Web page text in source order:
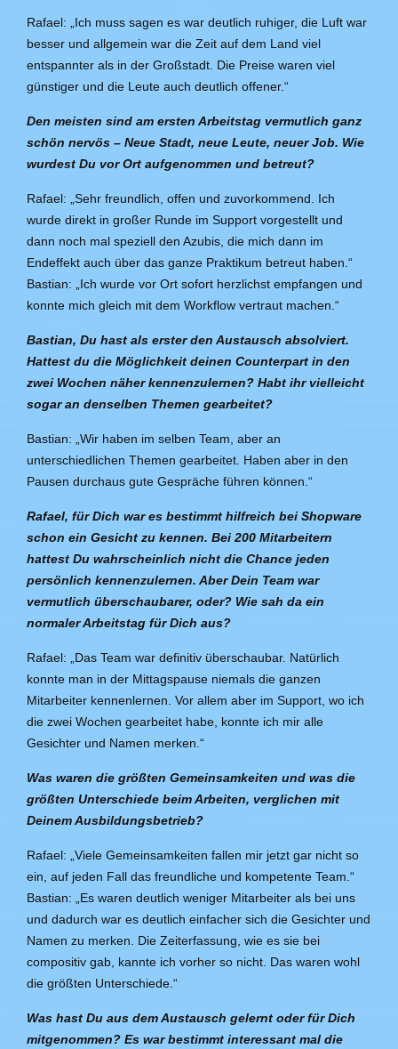
Rafael: „Ich muss sagen es war deutlich ruhiger, die Luft war
besser und allgemein war die Zeit auf dem Land viel
entspannter als in der Großstadt. Die Preise waren viel
günstiger und die Leute auch deutlich offener.“
Den meisten sind am ersten Arbeitstag vermutlich ganz
schön nervös – Neue Stadt, neue Leute, neuer Job. Wie
wurdest Du vor Ort aufgenommen und betreut?
Rafael: „Sehr freundlich, offen und zuvorkommend. Ich
wurde direkt in großer Runde im Support vorgestellt und
dann noch mal speziell den Azubis, die mich dann im
Endeffekt auch über das ganze Praktikum betreut haben.“
Bastian: „Ich wurde vor Ort sofort herzlichst empfangen und
konnte mich gleich mit dem Workflow vertraut machen.“
Bastian, Du hast als erster den Austausch absolviert.
Hattest du die Möglichkeit deinen Counterpart in den
zwei Wochen näher kennenzulernen? Habt ihr vielleicht
sogar an denselben Themen gearbeitet?
Bastian: „Wir haben im selben Team, aber an
unterschiedlichen Themen gearbeitet. Haben aber in den
Pausen durchaus gute Gespräche führen können.“
Rafael, für Dich war es bestimmt hilfreich bei Shopware
schon ein Gesicht zu kennen. Bei 200 Mitarbeitern
hattest Du wahrscheinlich nicht die Chance jeden
persönlich kennenzulernen. Aber Dein Team war
vermutlich überschaubarer, oder? Wie sah da ein
normaler Arbeitstag für Dich aus?
Rafael: „Das Team war definitiv überschaubar. Natürlich
konnte man in der Mittagspause niemals die ganzen
Mitarbeiter kennenlernen. Vor allem aber im Support, wo ich
die zwei Wochen gearbeitet habe, konnte ich mir alle
Gesichter und Namen merken.“
Was waren die größten Gemeinsamkeiten und was die
größten Unterschiede beim Arbeiten, verglichen mit
Deinem Ausbildungsbetrieb?
Rafael: „Viele Gemeinsamkeiten fallen mir jetzt gar nicht so
ein, auf jeden Fall das freundliche und kompetente Team.“
Bastian: „Es waren deutlich weniger Mitarbeiter als bei uns
und dadurch war es deutlich einfacher sich die Gesichter und
Namen zu merken. Die Zeiterfassung, wie es sie bei
compositiv gab, kannte ich vorher so nicht. Das waren wohl
die größten Unterschiede.“
Was hast Du aus dem Austausch gelernt oder für Dich
mitgenommen? Es war bestimmt interessant mal die